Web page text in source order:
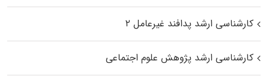
کارشناسی ارشد پدافند غیرعامل ۲
کارشناسی ارشد پژوهش علوم اجتماعی